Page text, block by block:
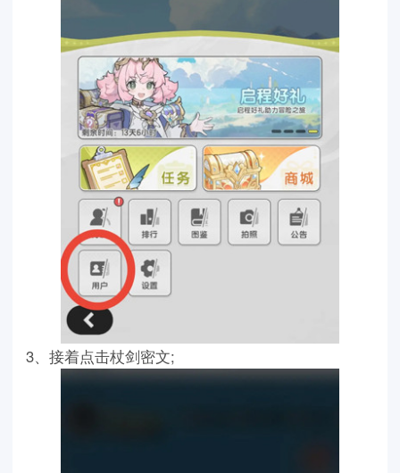
3、接着点击杖剑密文;